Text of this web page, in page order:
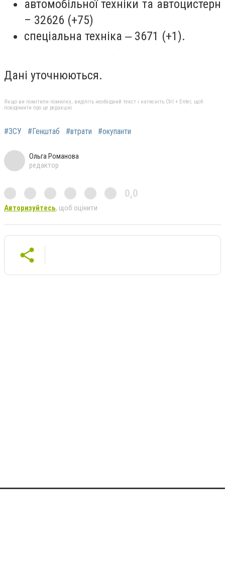
автомобільної техніки та автоцистерн
– 32626 (+75)
спеціальна техніка ‒ 3671 (+1).
Дані уточнюються.
Якщо ви помітили помилку, виділіть необхідний текст і натисніть Ctrl + Enter, щоб
повідомити про це редакцію
#ЗСУ #Генштаб #втрати #окупанти
Ольга Романова
редактор
0,0
Авторизуйтесь, щоб оцінити